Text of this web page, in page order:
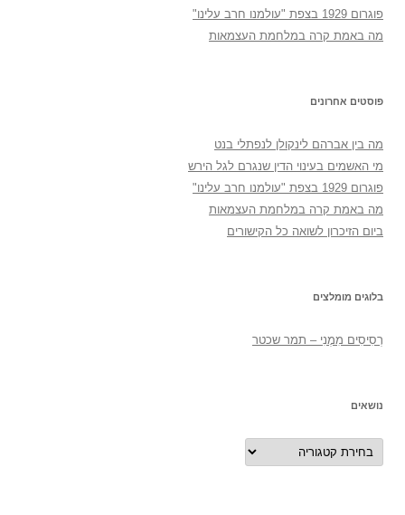
פוגרום 1929 בצפת "עולמנו חרב עלינו"
מה באמת קרה במלחמת העצמאות
פוסטים אחרונים
מה בין אברהם לינקולן לנפתלי בנט
מי האשמים בעינוי הדין שנגרם לגל הירש
פוגרום 1929 בצפת "עולמנו חרב עלינו"
מה באמת קרה במלחמת העצמאות
ביום הזיכרון לשואה כל הקישורים
בלוגים מומלצים
רְסִיסִים מִמֶנִי – תמר שכטר
נושאים
נושאים